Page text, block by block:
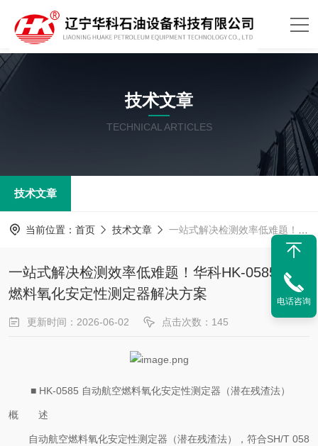
技术文章
TECHNICAL ARTICLES
技术文章
当前位置： 首页 技术文章 一站式解决检测效率低难题！华科HK-0585航空燃料氧化安定性测定器解决方案
一站式解决检测效率低难题！华科HK-0585航空
燃料氧化安定性测定器解决方案
更新时间：2026-06-02 点击次数：145
■ HK-0585 自动航空燃料氧化安定性测定器（潜在残渣法）
概 述
自动航空燃料氧化安定性测定器（潜在残渣法），符合SH/T 058
电话咨询